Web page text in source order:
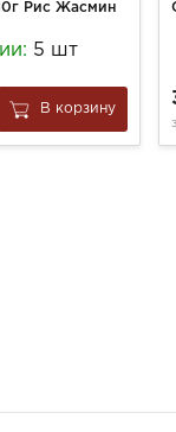
Рис Жасмин
5 шт
В корзину